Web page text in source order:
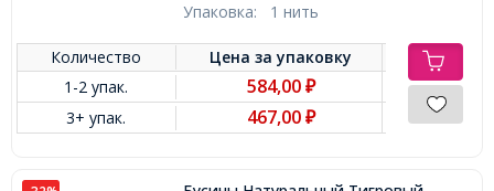
Упаковка: 1 нить
Количество Цена заупаковку
1-2 упак.
584,00 ₽
3+ упак. 467,00 ₽